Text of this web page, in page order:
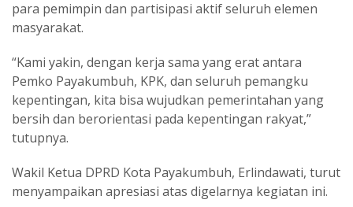
para pemimpin dan partisipasi aktif seluruh elemen
masyarakat.
“Kami yakin, dengan kerja sama yang erat antara
Pemko Payakumbuh, KPK, dan seluruh pemangku
kepentingan, kita bisa wujudkan pemerintahan yang
bersih dan berorientasi pada kepentingan rakyat,”
tutupnya.
Wakil Ketua DPRD Kota Payakumbuh, Erlindawati, turut
menyampaikan apresiasi atas digelarnya kegiatan ini.